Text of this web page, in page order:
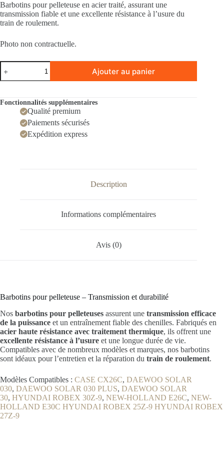
Barbotins pour pelleteuse en acier traité, assurant une
transmission fiable et une excellente résistance à l’usure du
train de roulement.
Photo non contractuelle.
quantité
de
Barbotin
Ajouter au panier
Fonctionnalités supplémentaires
Qualité premium
Paiements sécurisés
Expédition express
Description
Informations complémentaires
Avis (0)
Barbotins pour pelleteuse – Transmission et durabilité
Nos barbotins pour pelleteuses assurent une transmission efficace
de la puissance et un entraînement fiable des chenilles. Fabriqués en
acier haute résistance avec traitement thermique, ils offrent une
excellente résistance à l’usure et une longue durée de vie.
Compatibles avec de nombreux modèles et marques, nos barbotins
sont idéaux pour l’entretien et la réparation du train de roulement.
Modèles Compatibles : CASE CX26C, DAEWOO SOLAR
030, DAEWOO SOLAR 030 PLUS, DAEWOO SOLAR
30, HYUNDAI ROBEX 30Z-9, NEW-HOLLAND E26C, NEW-
HOLLAND E30C HYUNDAI ROBEX 25Z-9 HYUNDAI ROBEX
27Z-9